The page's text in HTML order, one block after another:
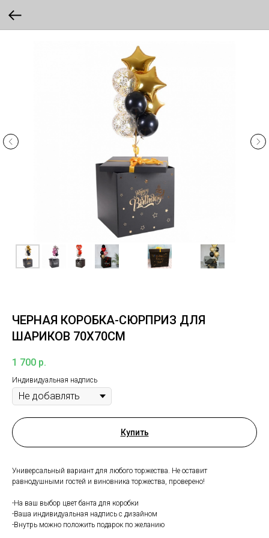
ЧЕРНАЯ КОРОБКА-СЮРПРИЗ ДЛЯ
ШАРИКОВ 70Х70СМ
1 700 р.
Индивидуальная надпись
Купить
Универсальный вариант для любого торжества. Не оставит
равнодушными гостей и виновника торжества, проверено!
-На ваш выбор цвет банта для коробки
-Ваша индивидуальная надпись с дизайном
-Внутрь можно положить подарок по желанию